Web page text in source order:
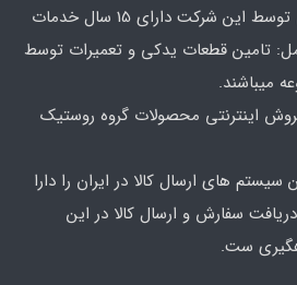
تمامی دستگاههای وارداتی توسط این شرکت دارای 15 سال خدمات
تامین قطعات یدکی و تعمیرات توسط
میباشند.
فروش اینترنتی محصولات گروه روستیک
سیستم های ارسال کالا در ایران را دارا
سفارش و ارسال کالا در این
ست.